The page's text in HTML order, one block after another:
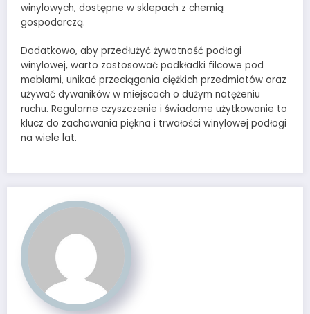
winylowych, dostępne w sklepach z chemią
gospodarczą.
Dodatkowo, aby przedłużyć żywotność podłogi
winylowej, warto zastosować podkładki filcowe pod
meblami, unikać przeciągania ciężkich przedmiotów oraz
używać dywaników w miejscach o dużym natężeniu
ruchu. Regularne czyszczenie i świadome użytkowanie to
klucz do zachowania piękna i trwałości winylowej podłogi
na wiele lat.